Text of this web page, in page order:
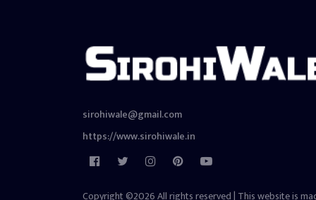
sirohiwale@gmail.com
https://www.sirohiwale.in
Copyright ©2026 All rights reserved | This website is